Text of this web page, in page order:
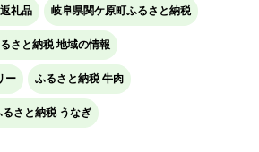
礼品 岐阜県関ケ原町ふるさと納税
さと納税 地域の情報
ー ふるさと納税 牛肉
るさと納税 うなぎ